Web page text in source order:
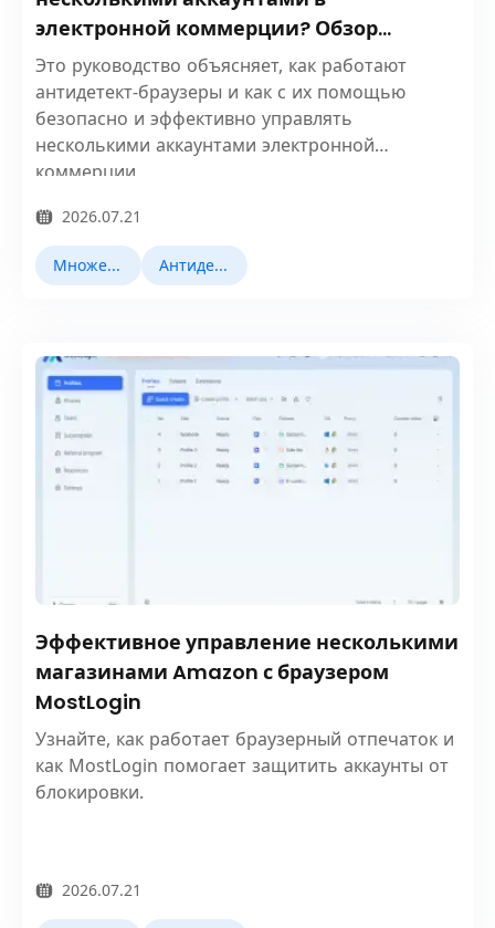
электронной коммерции? Обзор
антидетект-браузеров
Это руководство объясняет, как работают
антидетект-браузеры и как с их помощью
безопасно и эффективно управлять
несколькими аккаунтами электронной
коммерции.
2026.07.21
Множественный учет Антидетект браузеры
Эффективное управление несколькими
магазинами Amazon с браузером
MostLogin
Узнайте, как работает браузерный отпечаток и
как MostLogin помогает защитить аккаунты от
блокировки.
2026.07.21